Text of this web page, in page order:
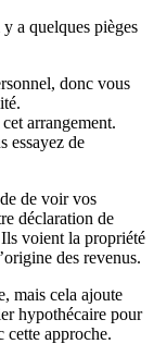
a quelques pièges
donc vous
arrangement.
essayez de
de voir vos
déclaration de
voient la propriété
des revenus.
mais cela ajoute
hypothécaire pour
cette approche.